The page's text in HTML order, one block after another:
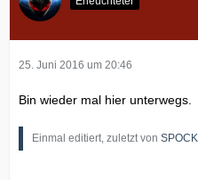
25. Juni 2016 um 20:46
Bin wieder mal hier unterwegs.
Einmal editiert, zuletzt von SPOCK